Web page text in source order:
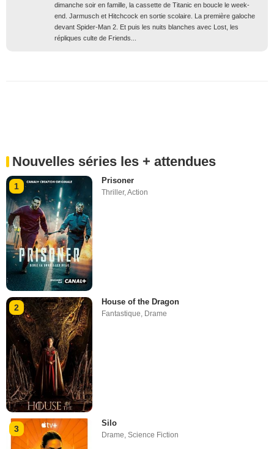
dimanche soir en famille, la cassette de Titanic en boucle le week-
end. Jarmusch et Hitchcock en sortie scolaire. La première galoche
devant Spider-Man 2. Et puis les nuits blanches avec Lost, les
répliques culte de Friends...
Nouvelles séries les + attendues
1
Prisoner
Thriller,Action
2
House of the Dragon
Fantastique, Drame
3
Silo
Drame,Science Fiction